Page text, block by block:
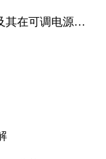
其在可调电源设